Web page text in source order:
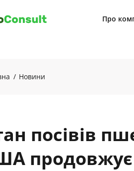
Про
Новини
посівів
продовжує